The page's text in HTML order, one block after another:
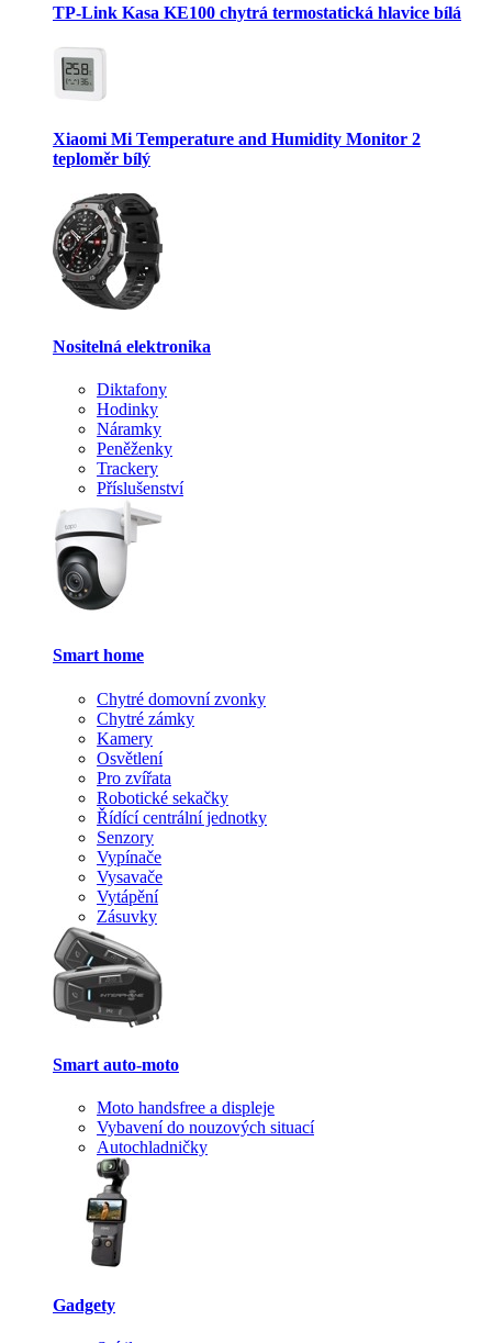
TP-Link Kasa KE100 chytrá termostatická hlavice bílá
Xiaomi Mi Temperature and Humidity Monitor 2
teploměr bílý
Nositelná elektronika
Diktafony
Hodinky
Náramky
Peněženky
Trackery
Příslušenství
Smart home
Chytré domovní zvonky
Chytré zámky
Kamery
Osvětlení
Pro zvířata
Robotické sekačky
Řídící centrální jednotky
Senzory
Vypínače
Vysavače
Vytápění
Zásuvky
Smart auto-moto
Moto handsfree a displeje
Vybavení do nouzových situací
Autochladničky
Gadgety